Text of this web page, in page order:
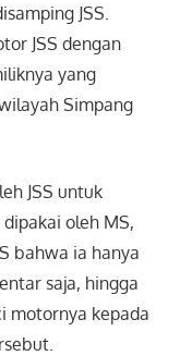
JSS.
JSS dengan
yang
Simpang
JSS untuk
oleh MS,
bahwa ia hanya
saja, hingga
motornya kepada